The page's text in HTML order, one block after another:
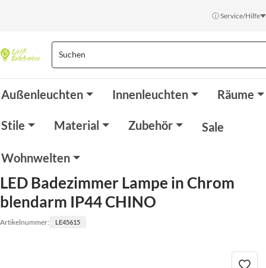
ⓘ Service/Hilfe
Außenleuchten Innenleuchten Räume
Stile Material Zubehör Sale
Wohnwelten
LED Badezimmer Lampe in Chrom
blendarm IP44 CHINO
Artikelnummer: LE45615